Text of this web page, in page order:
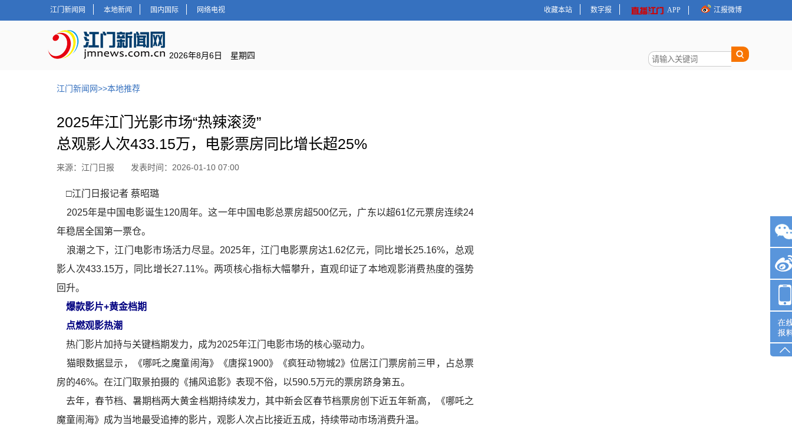
江门新闻网 本地新闻 国内国际 网络电视 收藏本站 数字报 APP 江报微博
2026年8月6日 星期四
江门新闻网>>本地推荐
2025年江门光影市场“热辣滚烫”
总观影人次433.15万，电影票房同比增长超25%
来源：江门日报 发表时间：2026-01-10 07:00
□江门日报记者 蔡昭璐
2025年是中国电影诞生120周年。这一年中国电影总票房超500亿元，广东以超61亿元票房连续24
年稳居全国第一票仓。
浪潮之下，江门电影市场活力尽显。2025年，江门电影票房达1.62亿元，同比增长25.16%，总观
影人次433.15万，同比增长27.11%。两项核心指标大幅攀升，直观印证了本地观影消费热度的强势
回升。
爆款影片+黄金档期
点燃观影热潮
热门影片加持与关键档期发力，成为2025年江门电影市场的核心驱动力。
猫眼数据显示，《哪吒之魔童闹海》《唐探1900》《疯狂动物城2》位居江门票房前三甲，占总票
房的46%。在江门取景拍摄的《捕风追影》表现不俗，以590.5万元的票房跻身第五。
去年，春节档、暑期档两大黄金档期持续发力，其中新会区春节档票房创下近五年新高，《哪吒之
魔童闹海》成为当地最受追捧的影片，观影人次占比接近五成，持续带动市场消费升温。